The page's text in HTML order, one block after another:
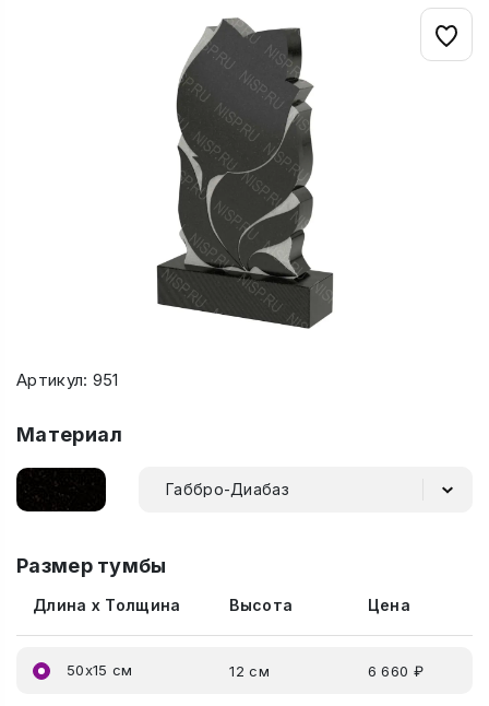
Артикул: 951
Материал
Габбро-Диабаз
Размер тумбы
Длина x Толщина Высота Цена
50x15 см 12 см 6 660 ₽